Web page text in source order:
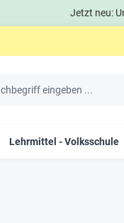
Jetzt neu:
Lehrmittel - Volksschule